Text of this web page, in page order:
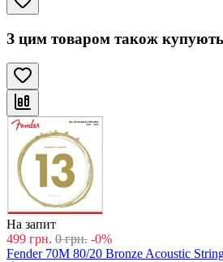
З цим товаром також купують
На запит
499 грн. 0 грн. -0%
Fender 70M 80/20 Bronze Acoustic